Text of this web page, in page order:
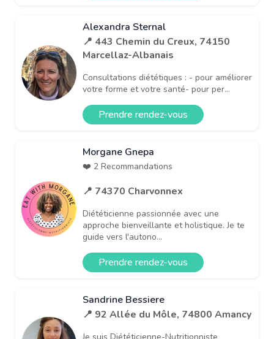
Alexandra Sternal
📍 443 Chemin du Creux, 74150
Marcellaz-Albanais
Consultations diététiques : - pour améliorer
votre forme et votre santé- pour per...
Prendre rendez-vous
Morgane Gnepa
❤️ 2 Recommandations
📍 74370 Charvonnex
Diététicienne passionnée avec une
approche bienveillante et holistique. Je te
guide vers l'autono...
Prendre rendez-vous
Sandrine Bessiere
📍 92 Allée du Môle, 74800 Amancy
Je suis Diététicienne-Nutritionniste